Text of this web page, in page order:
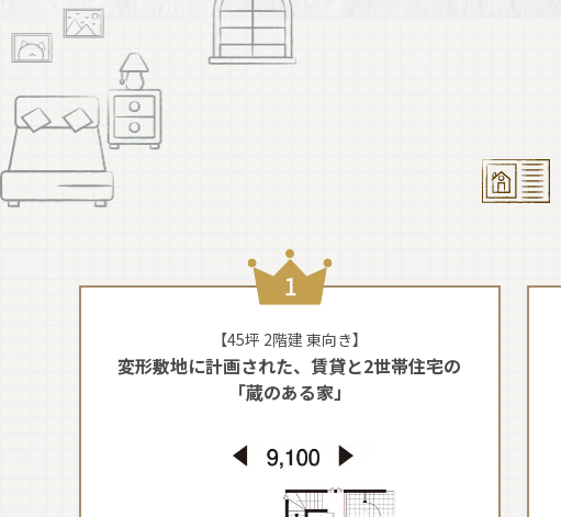
【45坪 2階建 東向き】
変形敷地に計画された、賃貸と2世帯住宅の
「蔵のある家」